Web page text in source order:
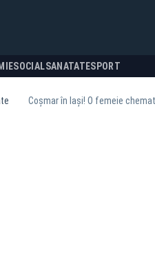
SOCIALSANATATESPORT
Coșmar în Iași! O femeie